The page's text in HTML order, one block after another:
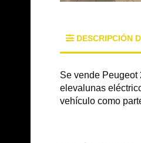
DESCRIPCIÓN
Se vende Peugeot
elevalunas
vehículo como